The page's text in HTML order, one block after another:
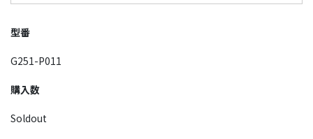
型番
G251-P011
購入数
Soldout